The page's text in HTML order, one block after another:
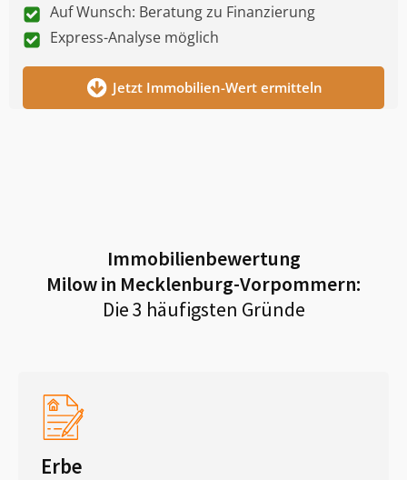
Auf Wunsch: Beratung zu Finanzierung
Express-Analyse möglich
Jetzt Immobilien-Wert ermitteln
Immobilienbewertung
Milow in Mecklenburg-Vorpommern:
Die 3 häufigsten Gründe
Erbe